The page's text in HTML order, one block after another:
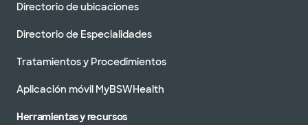
Directorio de ubicaciones
Directorio de Especialidades
Tratamientos y Procedimientos
Aplicación móvil MyBSWHealth
Herramientas y recursos